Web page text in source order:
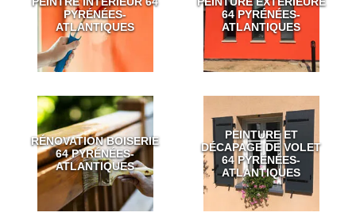
PYRÉNÉES-
ATLANTIQUES
64 PYRÉNÉES-
ATLANTIQUES
RÉNOVATION BOISERIE
64 PYRÉNÉES-
ATLANTIQUES
PEINTURE ET
DÉCAPAGE DE VOLET
64 PYRÉNÉES-
ATLANTIQUES